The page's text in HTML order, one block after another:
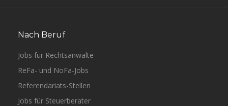
Nach Beruf
Jobs für Rechtsanwälte
ReFa- und NoFa-Jobs
Referendariats-Stellen
Jobs für Steuerberater